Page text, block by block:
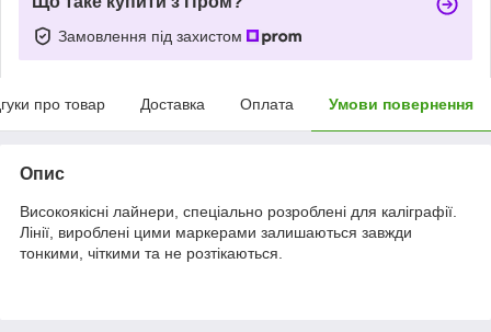
Замовлення під захистом
про товар Доставка Оплата Умови повернення
Опис
Високоякісні лайнери, спеціально розроблені для каліграфії.
Лінії, вироблені цими маркерами залишаються завжди
тонкими, чіткими та не розтікаються.